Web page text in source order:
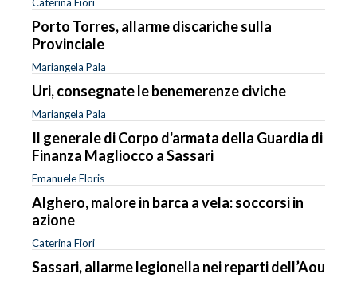
Porto Torres, allarme discariche sulla
Provinciale
Mariangela Pala
Uri, consegnate le benemerenze civiche
Mariangela Pala
Il generale di Corpo d'armata della Guardia di
Finanza Magliocco a Sassari
Emanuele Floris
Alghero, malore in barca a vela: soccorsi in
azione
Caterina Fiori
Sassari, allarme legionella nei reparti dell’Aou